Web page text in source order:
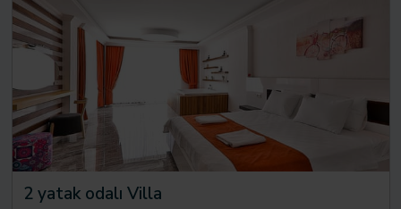
2 yatak odalı Villa